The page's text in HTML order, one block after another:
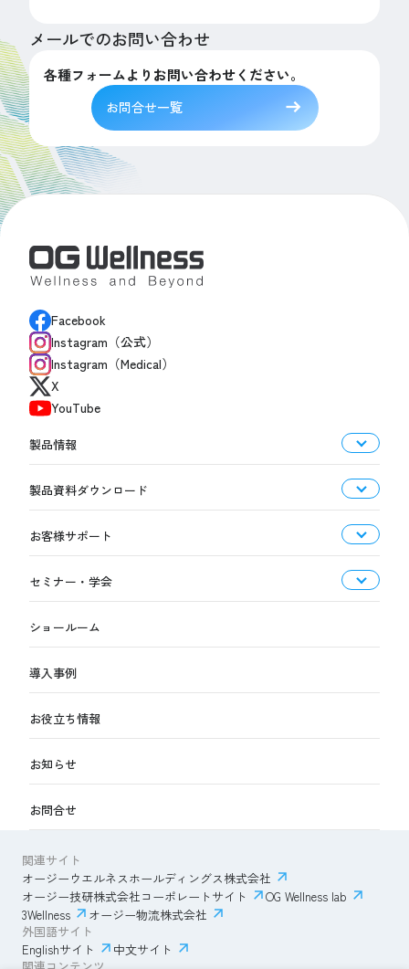
メールでのお問い合わせ
各種フォームよりお問い合わせください。
お問合せ一覧
Facebook
Instagram（公式）
Instagram（Medical）
X
YouTube
製品情報
製品資料ダウンロード
お客様サポート
セミナー・学会
ショールーム
導入事例
お役立ち情報
お知らせ
お問合せ
関連サイト
オージーウエルネスホールディングス株式会社
オージー技研株式会社コーポレートサイト
OG Wellness lab
3Wellness
オージー物流株式会社
外国語サイト
Englishサイト
中文サイト